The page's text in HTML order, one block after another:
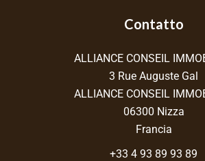
Contatto
ALLIANCE CONSEIL
3 Rue Auguste Gal
ALLIANCE CONSEIL
06300 Nizza
Francia
+33 4 93 89 93 89